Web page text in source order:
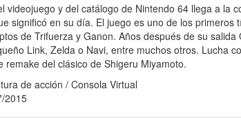
videojuego y del catálogo de Nintendo 64 llega a la
significó en su día. El juego es uno de los primeros
de Trifuerza y Ganon. Años después de su
Link, Zelda o Navi, entre muchos otros. Lucha
remake del clásico de Shigeru Miyamoto.
de acción / Consola Virtual
2015